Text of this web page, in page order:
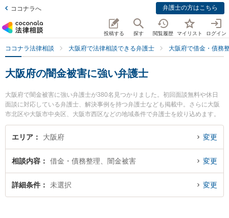
ココナラへ 弁護士の方はこちら
投稿する 探す 閲覧履歴 マイリスト ログイン
ココナラ法律相談 大阪府で法律相談できる弁護士 大阪府で借金・債務
大阪府の闇金被害に強い弁護士
大阪府で闇金被害に強い弁護士が380名見つかりました。初回面談無料や休日
面談に対応している弁護士、解決事例を持つ弁護士なども掲載中。さらに大阪
市北区や大阪市中央区、大阪市西区などの地域条件で弁護士を絞り込めます。
借金・債務整理に関係する消費者金融の債務整理やクレジット会社の債務整
理、リボ払いの債務整理等の細かな分野での絞り込み検索もでき便利です。特
どが注目されています。『大阪府で土日や夜間に発生した闇金被害のトラブル
を今すぐに弁護士に相談したい』『闇金被害のトラブル解決の実績豊富な近く
の弁護士を検索したい』『初回相談無料で闇金被害を法律相談できる大阪府内
エリア 大阪府 変更
相談内容 借金・債務整理、闇金被害 変更
詳細条件 未選択 変更